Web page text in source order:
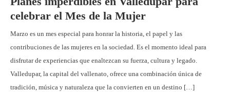
celebrar el Mes de la Mujer
Marzo es un mes especial para honrar la historia, el papel y las
contribuciones de las mujeres en la sociedad. Es el momento ideal para
disfrutar de experiencias que enaltezcan su fuerza, cultura y legado.
Valledupar, la capital del vallenato, ofrece una combinación única de
tradición, música y naturaleza que la convierten en un destino […]